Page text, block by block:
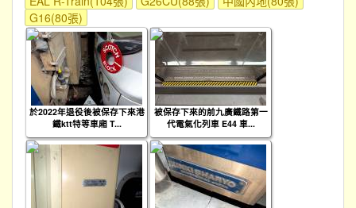
G16(80張)
於2022年退役後被保存下來港
鐵ktt特等車廂 T...
被保存下來的前九廣鐵路第一
代電氣化列車 E44 車...